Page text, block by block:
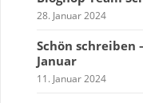
28. Januar 2024
Schön schreiben
Januar
11. Januar 2024